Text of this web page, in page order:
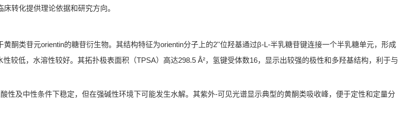
转化提供理论依据和研究方向。
酮类苷元orientin的糖苷衍生物。其结构特征为orientin分子上的2''位羟基通过β-L-半乳糖苷键连接一个半乳糖单元，形成
较低，水溶性较好。其拓扑极表面积（TPSA）高达298.5 Å²，氢键受体数16，显示出较强的极性和多羟基结构，利于与
性及中性条件下稳定，但在强碱性环境下可能发生水解。其紫外-可见光谱显示典型的黄酮类吸收峰，便于定性和定量分